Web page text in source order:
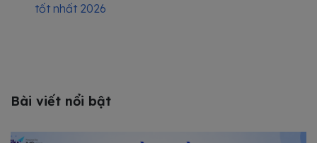
tốt nhất 2026
Bài viết nổi bật